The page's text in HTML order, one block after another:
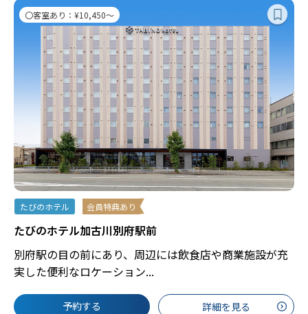
〇客室あり：¥10,450～
たびのホテル 会員特典あり
たびのホテル加古川別府駅前
別府駅の目の前にあり、周辺には飲食店や商業施設が充
実した便利なロケーション...
予約する 詳細を見る